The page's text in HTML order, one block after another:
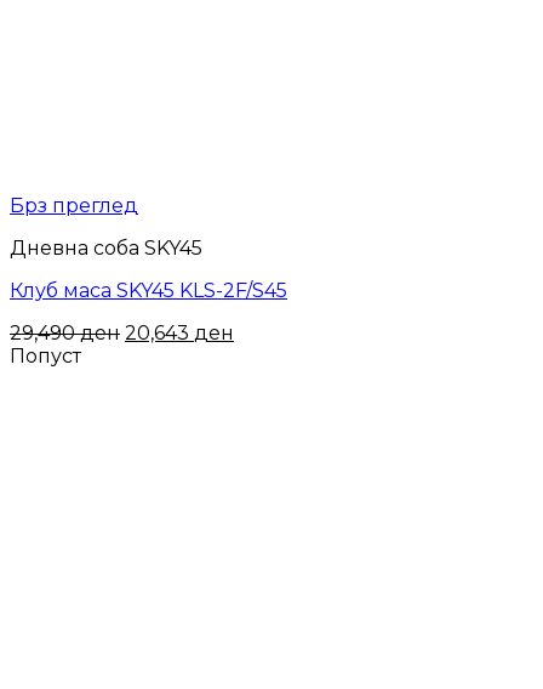
Брз преглед
Дневна соба SKY45
Клуб маса SKY45 KLS-2F/S45
29,490ден 20,643 ден
Попуст